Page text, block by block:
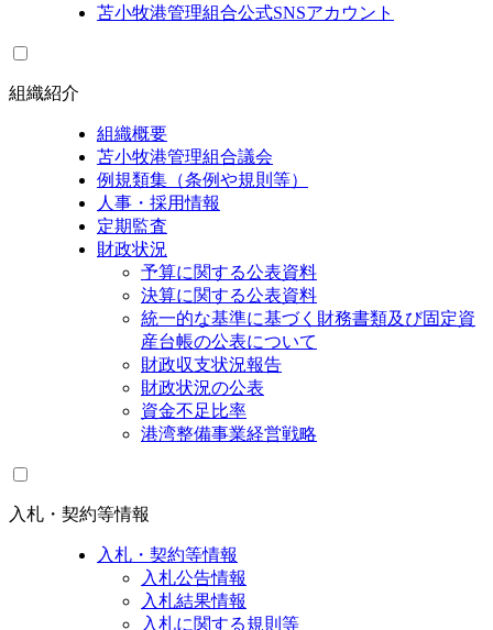
苫小牧港管理組合公式SNSアカウント
組織紹介
組織概要
苫小牧港管理組合議会
例規類集（条例や規則等）
人事・採用情報
定期監査
財政状況
予算に関する公表資料
決算に関する公表資料
統一的な基準に基づく財務書類及び固定資
産台帳の公表について
財政収支状況報告
財政状況の公表
資金不足比率
港湾整備事業経営戦略
入札・契約等情報
入札・契約等情報
入札公告情報
入札結果情報
入札に関する規則等